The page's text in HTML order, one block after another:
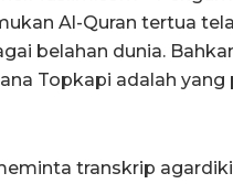
Al-Quran tertua
belahan dunia.
Topkapi adalah yang
transkrip